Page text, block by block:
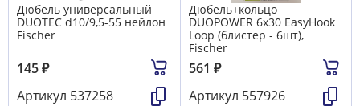
Дюбель универсальный
DUOTEC d10/9,5-55 нейлон
Fischer
145₽
Артикул 537258
Дюбель+кольцо
DUOPOWER 6x30 EasyHook
Loop (блистер - 6шт),
Fischer
561 ₽
Артикул 557926